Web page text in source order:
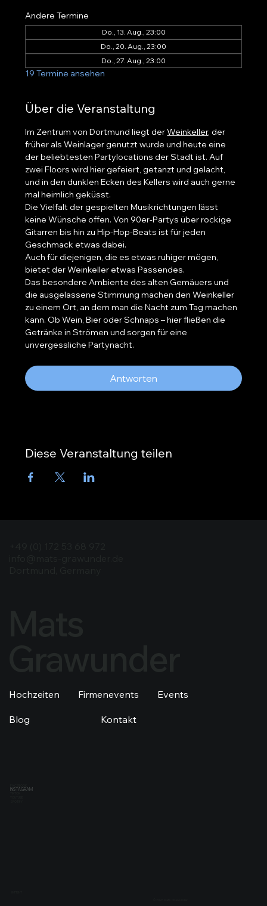
Andere Termine
Do., 13. Aug., 23:00
Do., 20. Aug., 23:00
Do., 27. Aug., 23:00
19 Termine ansehen
Über die Veranstaltung
Im Zentrum von Dortmund liegt der Weinkeller, der
früher als Weinlager genutzt wurde und heute eine
der beliebtesten Partylocations der Stadt ist. Auf
zwei Floors wird hier gefeiert, getanzt und gelacht,
und in den dunklen Ecken des Kellers wird auch gerne
mal heimlich geküsst.
Die Vielfalt der gespielten Musikrichtungen lässt
keine Wünsche offen. Von 90er-Partys über rockige
Gitarren bis hin zu Hip-Hop-Beats ist für jeden
Geschmack etwas dabei.
Auch für diejenigen, die es etwas ruhiger mögen,
bietet der Weinkeller etwas Passendes.
Das besondere Ambiente des alten Gemäuers und
die ausgelassene Stimmung machen den Weinkeller
zu einem Ort, an dem man die Nacht zum Tag machen
kann. Ob Wein, Bier oder Schnaps – hier fließen die
Getränke in Strömen und sorgen für eine
unvergessliche Partynacht.
Antworten
Diese Veranstaltung teilen
Hochzeiten Firmenevents Events
Blog Kontakt
INSTAGRAM